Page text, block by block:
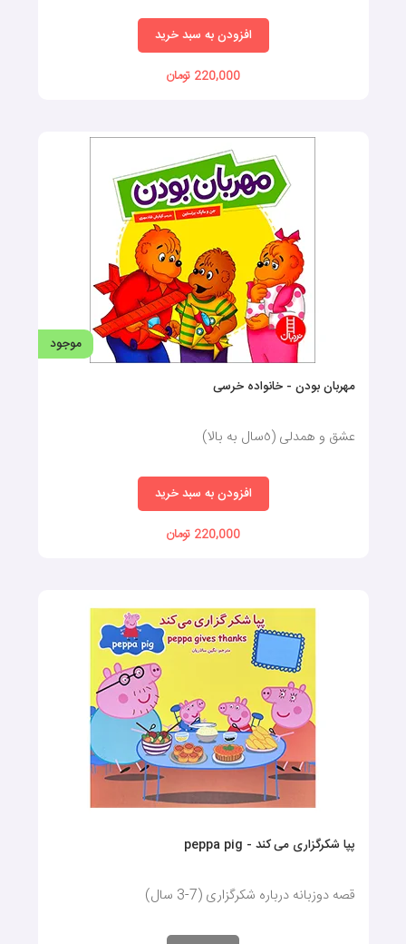
افزودن به سبد خرید
220,000 تومان
موجود
مهربان بودن - خانواده خرسی
عشق و همدلی (٥سال به بالا)
افزودن به سبد خرید
220,000 تومان
پپا شکرگزاری می کند - peppa pig
قصه دوزبانه درباره شکرگزاری (7-3 سال)